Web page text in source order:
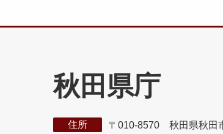
秋田県庁
住所 〒010-8570 秋田県秋田